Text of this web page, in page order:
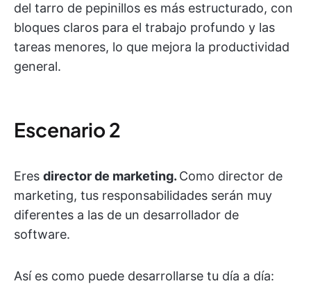
del tarro de pepinillos es más estructurado, con
bloques claros para el trabajo profundo y las
tareas menores, lo que mejora la productividad
general.
Escenario 2
Eres director de marketing. Como director de
marketing, tus responsabilidades serán muy
diferentes a las de un desarrollador de
software.
Así es como puede desarrollarse tu día a día: